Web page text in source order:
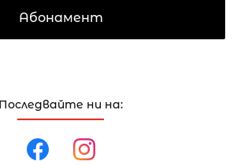
Последвайте ни на:
Абонамент